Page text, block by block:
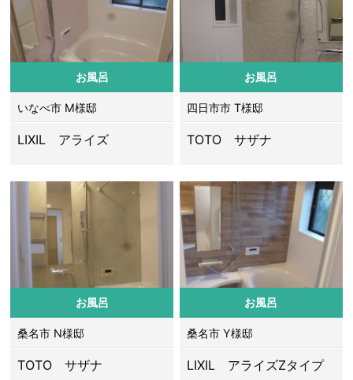
お風呂
いなべ市 M様邸
LIXIL アライズ
お風呂
四日市市 T様邸
TOTO サザナ
お風呂
桑名市 N様邸
TOTO サザナ
お風呂
桑名市 Y様邸
LIXIL アライズZタイプ